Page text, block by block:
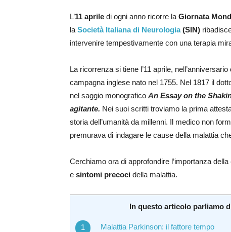
L’11 aprile di ogni anno ricorre la Giornata
la Società Italiana di Neurologia(SIN)
intervenire tempestivamente con una terapia
La ricorrenza si tiene l’11 aprile,
campagna inglese nato nel 1755. Nel 1817 il
nel saggio monografico An Essay on the
agitante. Nei suoi scritti troviamo la prima
storia dell’umanità da millenni. Il medico non
premurava di indagare le cause della malattia
Cerchiamo ora di approfondire l’importanza della
e sintomi precoci della malattia.
In questo articolo parliamo
Malattia Parkinson: il fattore tempo